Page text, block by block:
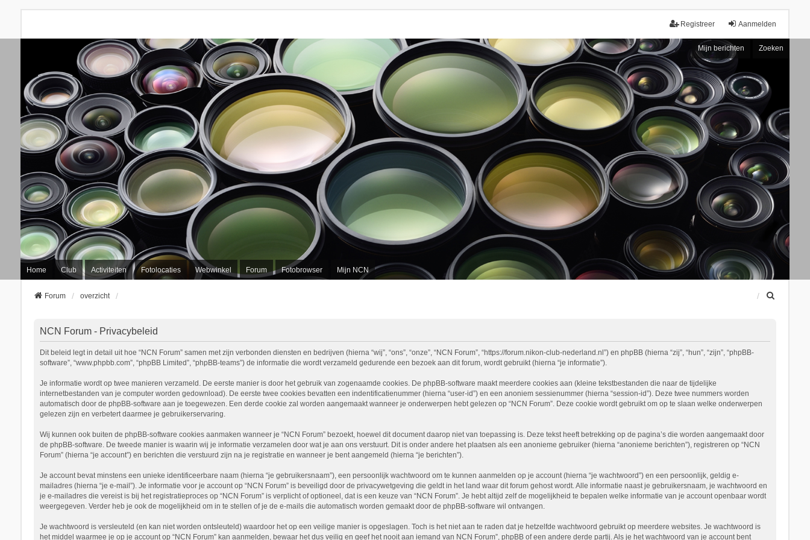
Aanmelden
Registreer
Mijn berichten Zoeken
Home Club Activiteiten Fotolocaties Webwinkel Forum Fotobrowser Mijn NCN
Forum overzicht
NCN Forum - Privacybeleid
Dit beleid legt in detail uit hoe “NCN Forum” samen met zijn verbonden diensten en bedrijven (hierna “wij”, “ons”, “onze”, “NCN Forum”, “https://forum.nikon-club-nederland.nl”) en phpBB (hierna “zij”, “hun”, “zijn”, “phpBB-
software”, “www.phpbb.com”, “phpBB Limited”, “phpBB-teams”) de informatie die wordt verzameld gedurende een bezoek aan dit forum, wordt gebruikt (hierna “je informatie”).
Je informatie wordt op twee manieren verzameld. De eerste manier is door het gebruik van zogenaamde cookies. De phpBB-software maakt meerdere cookies aan (kleine tekstbestanden die naar de tijdelijke
internetbestanden van je computer worden gedownload). De eerste twee cookies bevatten een indentificatienummer (hierna “user-id”) en een anoniem sessienummer (hierna “session-id”). Deze twee nummers worden
automatisch door de phpBB-software aan je toegewezen. Een derde cookie zal worden aangemaakt wanneer je onderwerpen hebt gelezen op “NCN Forum”. Deze cookie wordt gebruikt om op te slaan welke onderwerpen
gelezen zijn en verbetert daarmee je gebruikerservaring.
Wij kunnen ook buiten de phpBB-software cookies aanmaken wanneer je “NCN Forum” bezoekt, hoewel dit document daarop niet van toepassing is. Deze tekst heeft betrekking op de pagina’s die worden aangemaakt door
de phpBB-software. De tweede manier is waarin wij je informatie verzamelen door wat je aan ons verstuurt. Dit is onder andere het plaatsen als een anonieme gebruiker (hierna “anonieme berichten”), registreren op “NCN
Forum” (hierna “je account”) en berichten die verstuurd zijn na je registratie en wanneer je bent aangemeld (hierna “je berichten”).
Je account bevat minstens een unieke identificeerbare naam (hierna “je gebruikersnaam”), een persoonlijk wachtwoord om te kunnen aanmelden op je account (hierna “je wachtwoord”) en een persoonlijk, geldig e-
mailadres (hierna “je e-mail”). Je informatie voor je account op “NCN Forum” is beveiligd door de privacywetgeving die geldt in het land waar dit forum gehost wordt. Alle informatie naast je gebruikersnaam, je wachtwoord en
je e-mailadres die vereist is bij het registratieproces op “NCN Forum” is verplicht of optioneel, dat is een keuze van “NCN Forum”. Je hebt altijd zelf de mogelijkheid te bepalen welke informatie van je account openbaar wordt
weergegeven. Verder heb je ook de mogelijkheid om in te stellen of je de e-mails die automatisch worden gemaakt door de phpBB-software wil ontvangen.
Je wachtwoord is versleuteld (en kan niet worden ontsleuteld) waardoor het op een veilige manier is opgeslagen. Toch is het niet aan te raden dat je hetzelfde wachtwoord gebruikt op meerdere websites. Je wachtwoord is
het middel waarmee je op je account op “NCN Forum” kan aanmelden, bewaar het dus veilig en geef het nooit aan iemand van NCN Forum”, phpBB of een andere derde partij. Als je het wachtwoord van je account bent